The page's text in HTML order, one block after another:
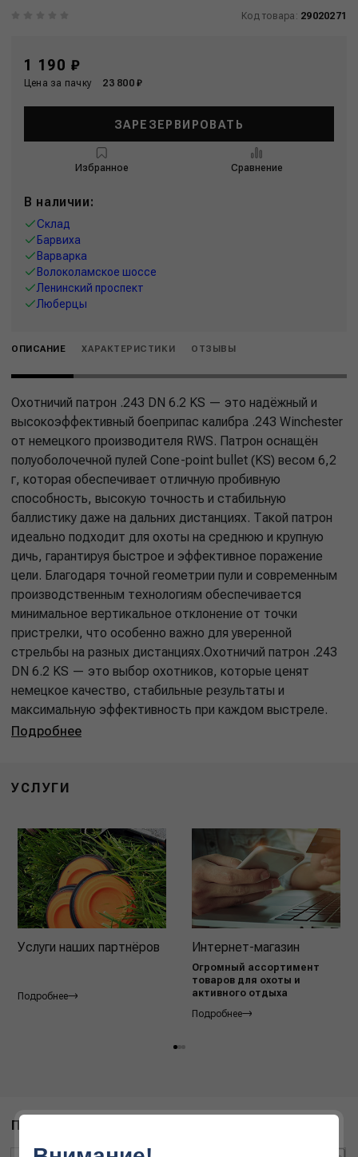
Код товара: 29020271
1 190 ₽
Цена за пачку 23 800 ₽
ЗАРЕЗЕРВИРОВАТЬ
Избранное Сравнение
В наличии:
Склад
Барвиха
Варварка
Волоколамское шоссе
Ленинский проспект
Люберцы
ОПИСАНИЕ ХАРАКТЕРИСТИКИ ОТЗЫВЫ
Охотничий патрон .243 DN 6.2 KS — это надёжный и
высокоэффективный боеприпас калибра .243 Winchester
от немецкого производителя RWS. Патрон оснащён
полуоболочечной пулей Cone-point bullet (KS) весом 6,2
г, которая обеспечивает отличную пробивную
способность, высокую точность и стабильную
баллистику даже на дальних дистанциях. Такой патрон
идеально подходит для охоты на среднюю и крупную
дичь, гарантируя быстрое и эффективное поражение
цели. Благодаря точной геометрии пули и современным
производственным технологиям обеспечивается
минимальное вертикальное отклонение от точки
пристрелки, что особенно важно для уверенной
стрельбы на разных дистанциях.Охотничий патрон .243
DN 6.2 KS — это выбор охотников, которые ценят
немецкое качество, стабильные результаты и
максимальную эффективность при каждом выстреле.
Подробнее
УСЛУГИ
Услуги наших партнёров
Подробнее
Интернет-магазин
Огромный ассортимент
товаров для охоты и
активного отдыха
Подробнее
ПОХОЖИЕ ТОВАРЫ